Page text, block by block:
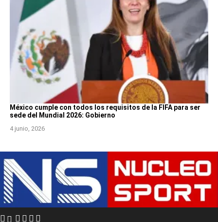
México cumple con todos los requisitos de la FIFA para ser
sede del Mundial 2026: Gobierno
4 junio, 2026